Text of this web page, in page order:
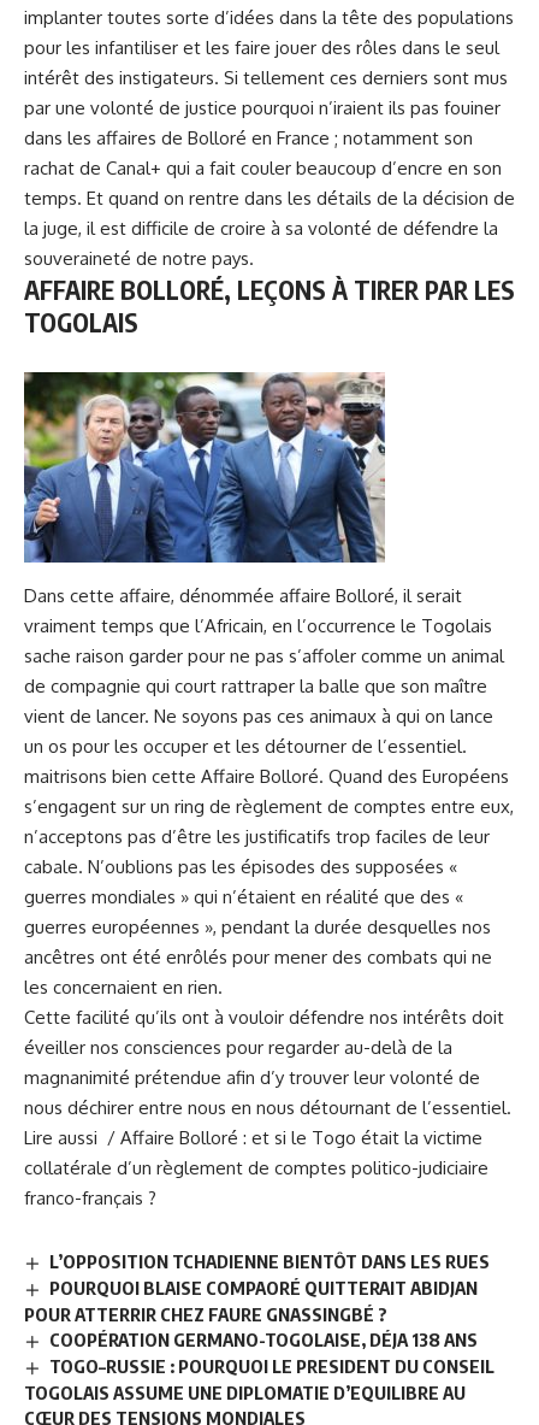
implanter toutes sorte d’idées dans la tête des populations
pour les infantiliser et les faire jouer des rôles dans le seul
intérêt des instigateurs. Si tellement ces derniers sont mus
par une volonté de justice pourquoi n’iraient ils pas fouiner
dans les affaires de Bolloré en France ; notamment son
rachat de Canal+ qui a fait couler beaucoup d’encre en son
temps. Et quand on rentre dans les détails de la décision de
la juge, il est difficile de croire à sa volonté de défendre la
souveraineté de notre pays.
AFFAIRE BOLLORÉ, LEÇONS À TIRER PAR LES
TOGOLAIS
Dans cette affaire, dénommée affaire Bolloré, il serait
vraiment temps que l’Africain, en l’occurrence le Togolais
sache raison garder pour ne pas s’affoler comme un animal
de compagnie qui court rattraper la balle que son maître
vient de lancer. Ne soyons pas ces animaux à qui on lance
un os pour les occuper et les détourner de l’essentiel.
maitrisons bien cette Affaire Bolloré. Quand des Européens
s’engagent sur un ring de règlement de comptes entre eux,
n’acceptons pas d’être les justificatifs trop faciles de leur
cabale. N’oublions pas les épisodes des supposées «
guerres mondiales » qui n’étaient en réalité que des «
guerres européennes », pendant la durée desquelles nos
ancêtres ont été enrôlés pour mener des combats qui ne
les concernaient en rien.
Cette facilité qu’ils ont à vouloir défendre nos intérêts doit
éveiller nos consciences pour regarder au-delà de la
magnanimité prétendue afin d’y trouver leur volonté de
nous déchirer entre nous en nous détournant de l’essentiel.
Lire aussi / Affaire Bolloré : et si le Togo était la victime
collatérale d’un règlement de comptes politico-judiciaire
franco-français ?
L’OPPOSITION TCHADIENNE BIENTÔT DANS LES RUES
POURQUOI BLAISE COMPAORÉ QUITTERAIT ABIDJAN
POUR ATTERRIR CHEZ FAURE GNASSINGBÉ ?
COOPÉRATION GERMANO-TOGOLAISE, DÉJA 138 ANS
TOGO–RUSSIE : POURQUOI LE PRESIDENT DU CONSEIL
TOGOLAIS ASSUME UNE DIPLOMATIE D’EQUILIBRE AU
CŒUR DES TENSIONS MONDIALES